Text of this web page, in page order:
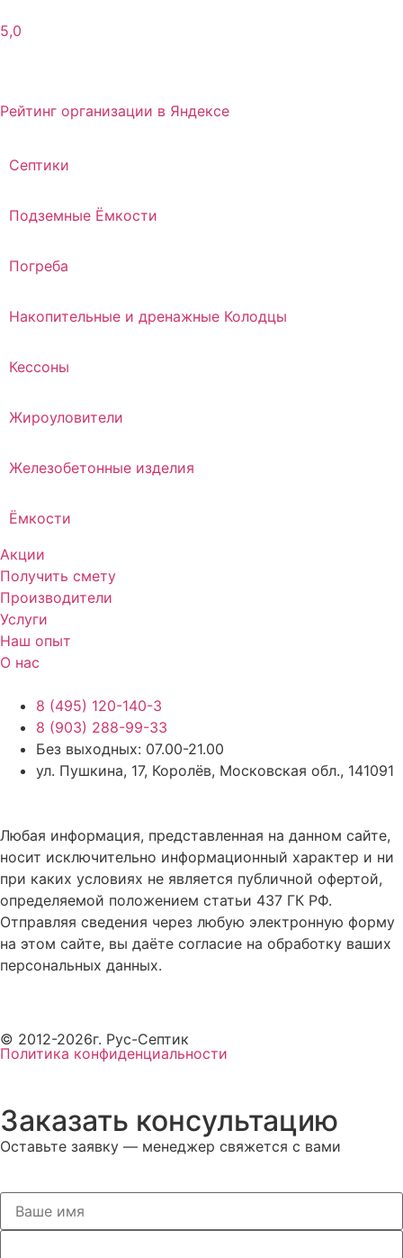
5,0
Рейтинг организации в Яндексе
Септики
Подземные Ёмкости
Погреба
Накопительные и дренажные Колодцы
Кессоны
Жироуловители
Железобетонные изделия
Ёмкости
Акции
Получить смету
Производители
Услуги
Наш опыт
О нас
8 (495) 120-140-3
8 (903) 288-99-33
Без выходных: 07.00-21.00
ул. Пушкина, 17, Королёв, Московская обл., 141091
Любая информация, представленная на данном сайте,
носит исключительно информационный характер и ни
при каких условиях не является публичной офертой,
определяемой положением статьи 437 ГК РФ.
Отправляя сведения через любую электронную форму
на этом сайте, вы даёте согласие на обработку ваших
персональных данных.
© 2012-2026г. Рус-Септик
Политика конфиденциальности
Заказать консультацию
Оставьте заявку — менеджер свяжется с вами